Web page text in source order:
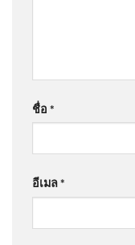
ชื่อ *
อีเมล*